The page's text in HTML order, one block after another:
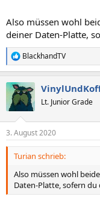
Also müssen wohl
deiner Daten-Platte,
R
e
k
t
i
e
n
BlackhandTV
Lt. Junior Grade
3. August 2020
Turian schrieb:
Also müssen wohl
Daten-Platte, sofern